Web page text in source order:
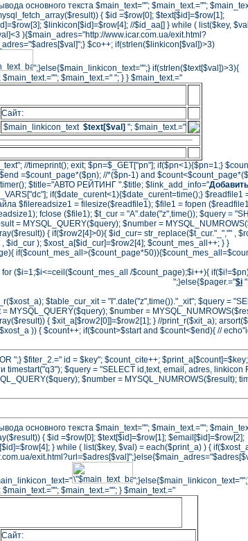
основного текста $main_text=""; $main_text.="";
{ $id =$row[0]; $text[$id]=$row[1];
$linkicon[$id]=$row[4]; //$id_aa[] } while ( list($key,
){$main_adres="http://www.icar.com.ua/exit.html?
$co++; if(strlen($linkicon[$val])>3)
";}else{$main_linkicon_text="";} if(strlen($text[$val])>3){
$main_text.=" "; } } $main_text.="
Сайт:
$main_linkicon_text $text[$val] "; $main_text.="
//timeprint(); exit; $pn=$_GET["pn"]; if($pn<1){$pn=1;}
=$count_page*($pn); //*($pn-1) and
timer(); $title="АВТО РЕЙТИНГ ".$title; $link_add_info="
if($date_curent<1){$date_curent=time();} $readfile1
$filereadsize1 = filesize($readfile1); $file1 = fopen
fclose ($file1); $t_cur = "A".date("z",time()); $query =
= MYSQL_QUERY($query); $number =
{ if($row2[4]>0){ $id_cur= str_replace($t_cur."_","" ,
$id_cur ); $xost_a[$id_cur]=$row2[4]; $count_mes_all++; } }
($i=1;$i<=ceil($count_mes_all /$count_page);$i++){
";}else{$pager.="$i
$table_cur_xit = "I".date("z",time())."_xit"; $query =
MYSQL_QUERY($query); $number =
{ $xit_a[$row2[0]]=$row2[1]; } //print_r($xit_a);
)) { $count++; if($count>$start and $count<$end){ //
";} $fiter_2.=" id = $key"; $count_cite++;
timestart("q3"); $query = "SELECT id,text, email, adres, linkicon
$number = MYSQL_NUMROWS($result);
основного текста $main_text=""; $main_text.="";
{ $id =$row[0]; $text[$id]=$row[1]; $email[$id]=$row[2];
} while ( list($key, $val) = each($print_a) ) {
$main_text.=""; } $main_text.="
Сайт: